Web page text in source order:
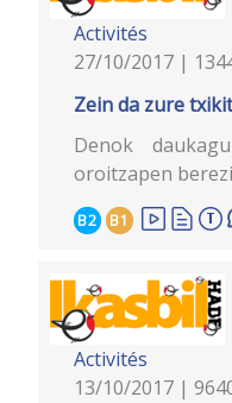
Activités
27/10/2017 |
Zein da zure
Denok
oroitzapen
B2 B1
Activités
13/10/2017 |